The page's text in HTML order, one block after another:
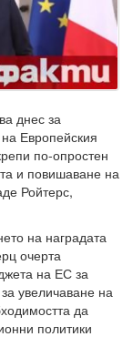
днес за
Европейския
по-опростен
и повишаване на
Ройтерс,
на наградата
очерта
на ЕС за
увеличаване на
да
политики